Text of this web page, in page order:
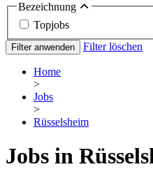
Bezeichnung
Topjobs
Filter anwenden Filter löschen
Home
>
Jobs
>
Rüsselsheim
Jobs in